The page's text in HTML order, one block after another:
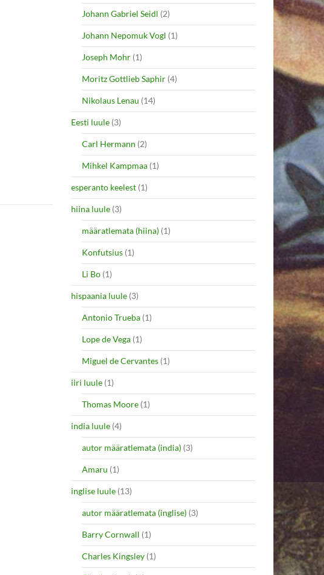
Johann Gabriel Seidl (2)
Johann Nepomuk Vogl (1)
Joseph Mohr (1)
Moritz Gottlieb Saphir (4)
Nikolaus Lenau (14)
Eesti luule (3)
Carl Hermann (2)
Mihkel Kampmaa (1)
esperanto keelest (1)
hiina luule (3)
määratlemata (hiina) (1)
Konfutsius (1)
Li Bo (1)
hispaania luule (3)
Antonio Trueba (1)
Lope de Vega (1)
Miguel de Cervantes (1)
iiri luule (1)
Thomas Moore (1)
india luule (4)
autor määratlemata (india) (3)
Amaru (1)
inglise luule (13)
autor määratlemata (inglise) (3)
Barry Cornwall (1)
Charles Kingsley (1)